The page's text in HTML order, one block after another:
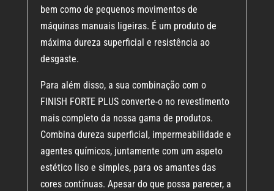
bem como de pequenos movimentos de
máquinas manuais ligeiras. É um produto de
máxima dureza superficial e resistência ao
desgaste.
Para além disso, a sua combinação com o
FINISH FORTE PLUSconverte-o no revestimento
mais completo da nossa gama de produtos.
Combina dureza superficial, impermeabilidade e
agentes químicos, juntamente com um aspeto
estético liso e simples, para os amantes das
cores contínuas. Apesar do que possa parecer, a